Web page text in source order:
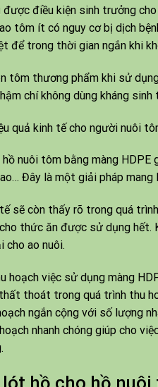
được điều kiện sinh trưởng
tôm ít có nguy cơ bị dịch
để trong thời gian ngắn khi
tôm thương phẩm khi sử
chí không dùng kháng
quả kinh tế cho người nuôi
nuôi tôm bằng màng
Đây là một giải pháp mang
sẽ còn thấy rõ trong quá
thức ăn được sử dụng hết.
cho ao nuôi.
hoạch việc sử dụng màng
thoát trong quá trình thu
ngắn cộng với số lượng
nhanh chóng giúp cho
hồ cho hồ